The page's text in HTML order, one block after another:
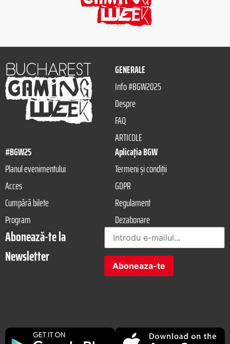
GENERALE
Info #BGW2025
Despre
FAQ
ARTICOLE
#BGW25
Planul evenimentului
Acces
Cumpără bilete
Program
Aplicația BGW
Termeni și condiții
GDPR
Regulament
Dezabonare
Abonează-te la
Newsletter